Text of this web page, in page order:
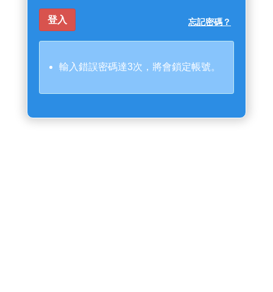
忘記密碼？
輸入錯誤密碼達3次，將會鎖定帳號。